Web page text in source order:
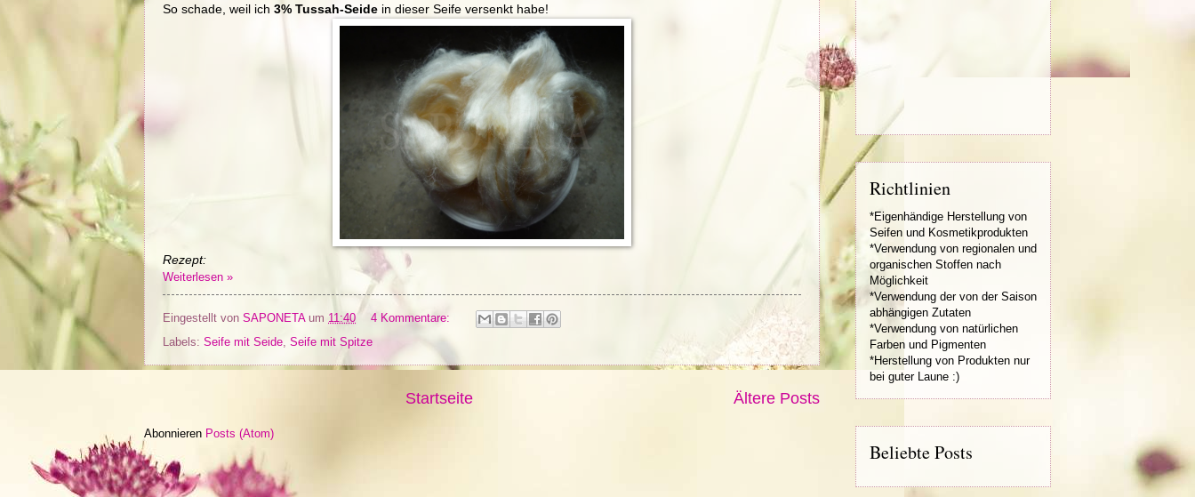
So schade, weil ich 3% Tussah-Seide in dieser Seife versenkt habe!
Rezept:
Weiterlesen »
Eingestellt von SAPONETA um 11:40
4 Kommentare:
Labels: Seife mit Seide Seife mit Spitze
Ältere Posts
Startseite
Abonnieren Posts (Atom)
Richtlinien
*Eigenhändige Herstellung von
Seifen und Kosmetikprodukten
*Verwendung von regionalen und
organischen Stoffen nach
Möglichkeit
*Verwendung der von der Saison
abhängigen Zutaten
*Verwendung von natürlichen
Farben und Pigmenten
*Herstellung von Produkten nur
bei guter Laune :)
Beliebte Posts